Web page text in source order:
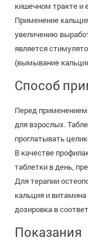
кишечном тракте и
Применение
увеличению
является
(вымывание
Способ
Перед применением
для взрослых.
проглатывать
В качестве
таблетки в день,
Для терапии
кальция и
дозировка в
Показания